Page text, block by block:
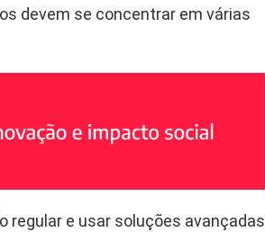
devem se concentrar em várias
regular e usar soluções avançadas